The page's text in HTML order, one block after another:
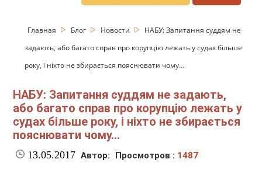
Главная Блог Новости
НАБУ: Запитання суддям не
задають, або багато справ про корупцію лежать у судах більше
року, і ніхто не збирається пояснювати чому…
НАБУ: Запитання суддям не задають,
або багато справ про корупцію лежать у
судах більше року, і ніхто не збирається
пояснювати чому…
13.05.2017 Автор: Просмотров : 1487